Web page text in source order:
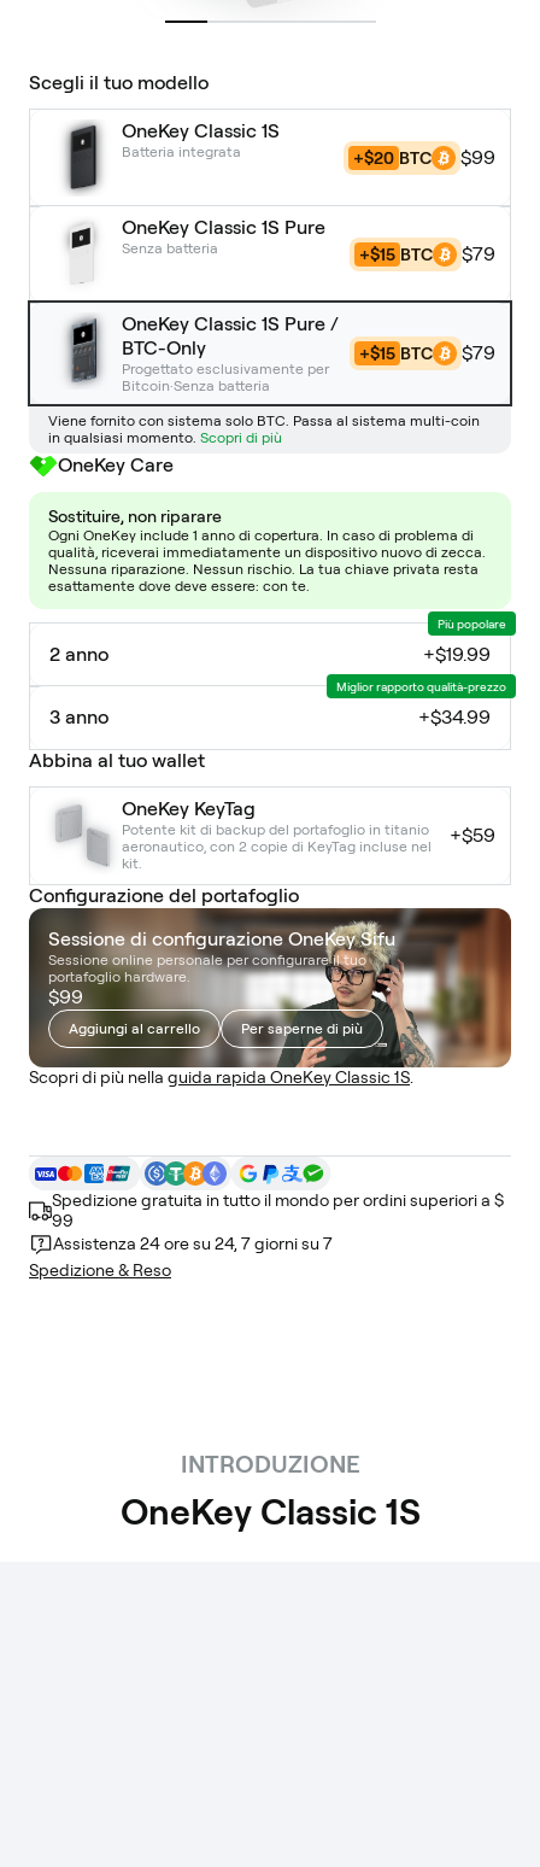
Scegli il tuo modello
OneKey Classic 1S
Batteria integrata +$20 BTC $99
OneKey Classic 1S Pure
Senza batteria +$15 BTC $79
OneKey Classic 1S Pure /
BTC-Only
Progettato esclusivamente per
Bitcoin·Senza batteria
+$15 BTC $79
Viene fornito con sistema solo BTC. Passa al sistema multi-coin
in qualsiasi momento. Scopri di più
OneKey Care
Sostituire, non riparare
Ogni OneKey include 1 anno di copertura. In caso di problema di
qualità, riceverai immediatamente un dispositivo nuovo di zecca.
Nessuna riparazione. Nessun rischio. La tua chiave privata resta
esattamente dove deve essere: con te.
Più popolare
2 anno +$19.99
Miglior rapporto qualità-prezzo
3 anno +$34.99
Abbina al tuo wallet
OneKey KeyTag
Potente kit di backup del portafoglio in titanio
aeronautico, con 2 copie di KeyTag incluse nel
kit.
+$59
Configurazione del portafoglio
Sessione di configurazione OneKey Sifu
Sessione online personale per configurare il tuo
portafoglio hardware.
$99
Aggiungi al carrello Per saperne di più
Scopri di più nella guida rapida OneKey Classic 1S
Spedizione gratuita in tutto il mondo per ordini superiori a $
99
Assistenza 24 ore su 24, 7 giorni su 7
Spedizione & Reso
INTRODUZIONE
OneKey Classic 1S